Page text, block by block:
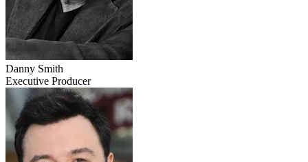
Danny Smith
Executive Producer